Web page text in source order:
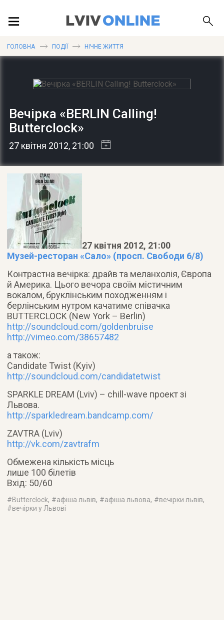
ПУБЛІКАЦІЇ
ДОВІДКА
ГОЛОВНА ПОДІЇ НІЧНЕ ЖИТТЯ
Вечірка «BERLIN Calling!
Butterclock»
27 квітня 2012, 21:00
27 квітня 2012, 21:00
Музей-ресторан «Сало» (просп. Свободи 6/8)
Контрастна вечірка: драйв та меланхолія, Європа
й Америка. Цього вечора своїм містичним
вокалом, бруклінським походженням і
берлінським нутром качатиме співачка
BUTTERCLOCK (New York – Berlin)
http://soundcloud.com/goldenbruise
http://vimeo.com/38657482
а також:
Candidate Twist (Kyiv)
http://soundcloud.com/candidatetwist
SPARKLE DREAM (Lviv) – chill-wave проект зі
Львова.
http://sparkledream.bandcamp.com/
ZAVTRA (Lviv)
http://vk.com/zavtrafm
Обмежена кількість місць
лише 100 білетів
Вхід: 50/60
#Butterclock, #афіша львів, #афіша львова, #вечірки львів,
#вечірки у Львові